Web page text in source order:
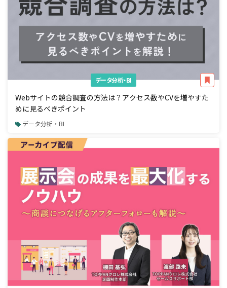
データ分析・BI
Webサイトの競合調査の方法は？アクセス数やCVを増やすた
めに見るべきポイント
データ分析・BI